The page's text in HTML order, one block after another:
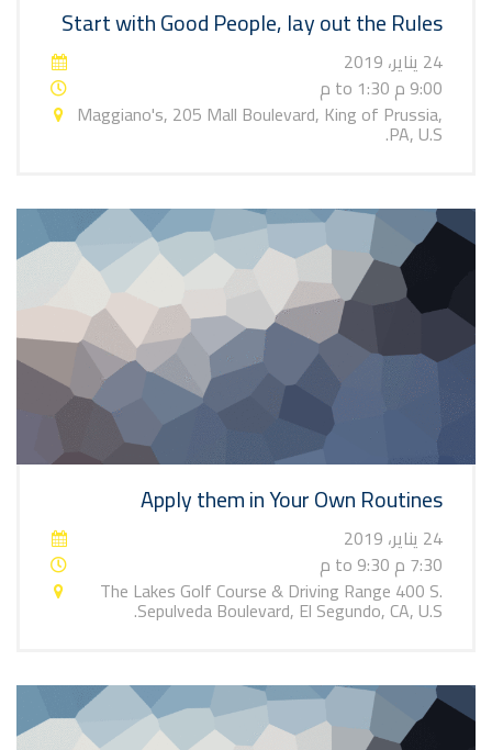
Start with Good People, lay out the Rules
24 يناير، 2019
9:00 م to 1:30 م
Maggiano's, 205 Mall Boulevard, King of Prussia,
PA, U.S.
Apply them in Your Own Routines
24 يناير، 2019
7:30 م to 9:30 م
The Lakes Golf Course & Driving Range 400 S.
Sepulveda Boulevard, El Segundo, CA, U.S.